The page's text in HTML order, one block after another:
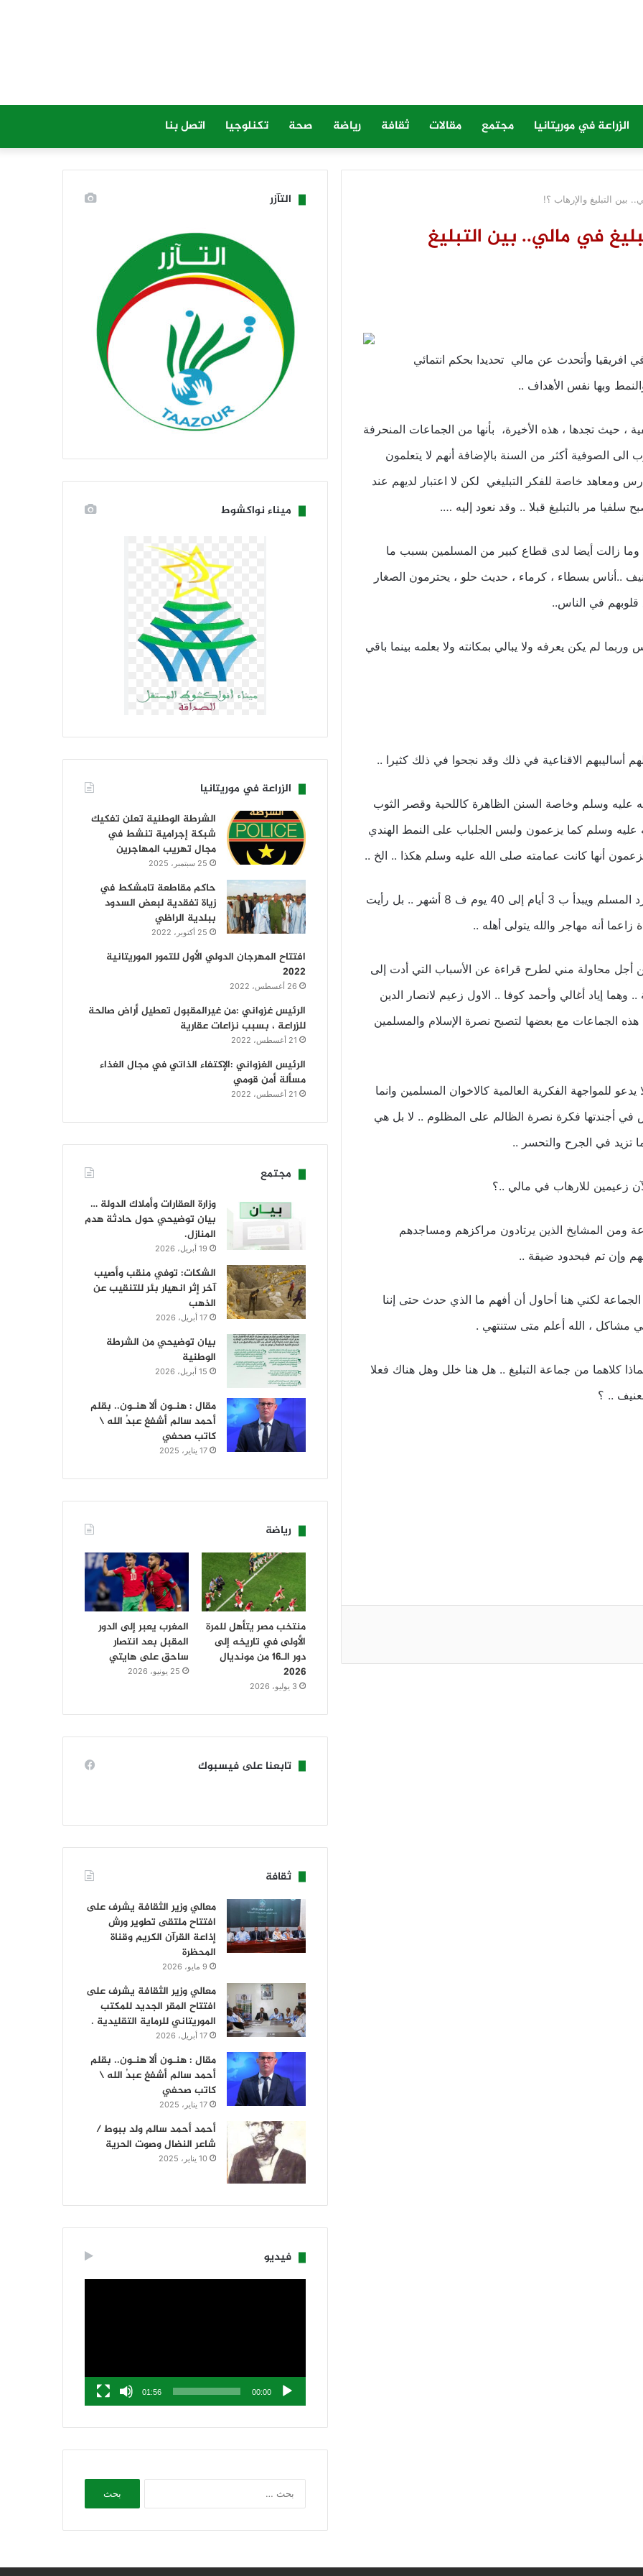
الزراعة في موريتانيا مجتمع مقالات ثقافة رياضة صحة تكنلوجيا اتصل بنا
بين التبليغ والإرهاب ؟!
في مالي.. بين التبليغ
افريقيا وأتحدث عن مالي تحديدا بحكم انتمائي
وبها نفس الأهداف ..
، حيث تجدها ، هذه الأخيرة، بأنها من الجماعات المنحرفة
الى الصوفية أكثر من السنة بالإضافة أنهم لا يتعلمون
ومعاهد خاصة للفكر التبليغي لكن لا اعتبار لديهم عند
مر بالتبليغ قبلا .. وقد نعود إليه ….
وما زالت أيضا لدى قطاع كبير من المسلمين بسبب ما
..أناس بسطاء ، كرماء ، حديث حلو ، يحترمون الصغار
قلوبهم في الناس..
لم يكن يعرفه ولا يبالي بمكانته ولا بعلمه بينما باقي
أساليبهم الاقناعية في ذلك وقد نجحوا في ذلك كثيرا ..
عليه وسلم وخاصة السنن الظاهرة كاللحية وقصر الثوب
عليه وسلم كما يزعمون ولبس الجلباب على النمط الهندي
أنها كانت عمامته صلى الله عليه وسلم هكذا .. الخ ..
ثالثا: الخروج في سبيل الله وهو وسيلتهم لتربية الفرد المسلم ويبدأ ب 3 أيام إلى 40 يوم ف 8 أشهر .. بل رأيت
أنه مهاجر والله يتولى أهله ..
أجل محاولة مني لطرح قراءة عن الأسباب التي أدت إلى
إياد أغالي وأحمد كوفا .. الاول زعيم لانصار الدين
هذه الجماعات مع بعضها لتصبح نصرة الإسلام والمسلمين
للمواجهة الفكرية العالمية كالاخوان المسلمين وانما
أجندتها فكرة نصرة الظالم على المظلوم .. لا بل هي
تزيد في الجرح والتحسر ..
زعيمين للارهاب في مالي ..؟
ومن المشايخ الذين يرتادون مراكزهم ومساجدهم
وإن تم فبحدود ضيقة ..
الجماعة لكني هنا أحاول أن أفهم ما الذي حدث حتى إننا
مشاكل ، الله أعلم متى ستنتهي .
كلاهما من جماعة التبليغ .. هل هنا خلل وهل هناك فعلا
.. ؟
التآزر
ميناء نواكشوط
الزراعة في موريتانيا
الشرطة الوطنية تعلن تفكيك
شبكة إجرامية تنشط في
مجال تهريب المهاجرين
25 سبتمبر، 2025
حاكم مقاطعة تامشكط في
زياة تفقدية لبعض السدود
ببلدية الراظي
25 أكتوبر، 2022
افتتاح المهرجان الدولي الأول للتمور الموريتانية
2022
26 أغسطس، 2022
الرئيس غزواني :من غيرالمقبول تعطيل أراض صالحة
للزراعة ، بسبب نزاعات عقارية
21 أغسطس، 2022
الرئيس الغزواني :الإكتفاء الذاتي في مجال الغذاء
مسألة أمن قومي
21 أغسطس، 2022
مجتمع
وزارة العقارات وأملاك الدولة …
بيان توضيحي حول حادثة هدم
المنازل.
19 أبريل، 2026
الشكات: توفي منقب وأصيب
آخر إثر انهيار بئر للتنقيب عن
الذهب
17 أبريل، 2026
بيان توضيحي من الشرطة
الوطنية
15 أبريل، 2026
مقال : هنـون ألا هنـون.. بقلم
أحمد سالم أشفغ عبدُ الله \
كاتب صحفي
17 يناير، 2025
رياضة
منتخب مصر يتأهل للمرة
الأولى في تاريخه إلى
دور الـ16 من مونديال
2026
3 يوليو، 2026
المغرب يعبر إلى الدور
المقبل بعد انتصار
ساحق على هايتي
25 يونيو، 2026
تابعنا على فيسبوك
ثقافة
معالي وزير الثقافة يشرف على
افتتاح ملتقى تطوير ورش
إذاعة القرآن الكريم وقناة
المحظرة
9 مايو، 2026
معالي وزير الثقافة يشرف على
افتتاح المقر الجديد للمكتب
الموريتاني للرماية التقليدية .
17 أبريل، 2026
مقال : هنـون ألا هنـون.. بقلم
أحمد سالم أشفغ عبدُ الله \
كاتب صحفي
17 يناير، 2025
أحمد أحمد سالم ولد ببوط /
شاعر النضال وصوت الحرية
10 يناير، 2025
فيديو
00:00
01:56